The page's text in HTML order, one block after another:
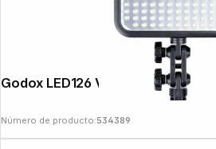
Godox LED126 Video Light
Número de producto:534389